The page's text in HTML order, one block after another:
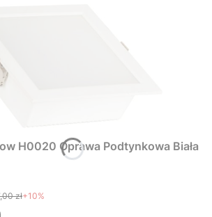
H0020 Oprawa Podtynkowa Biała
zł+10%